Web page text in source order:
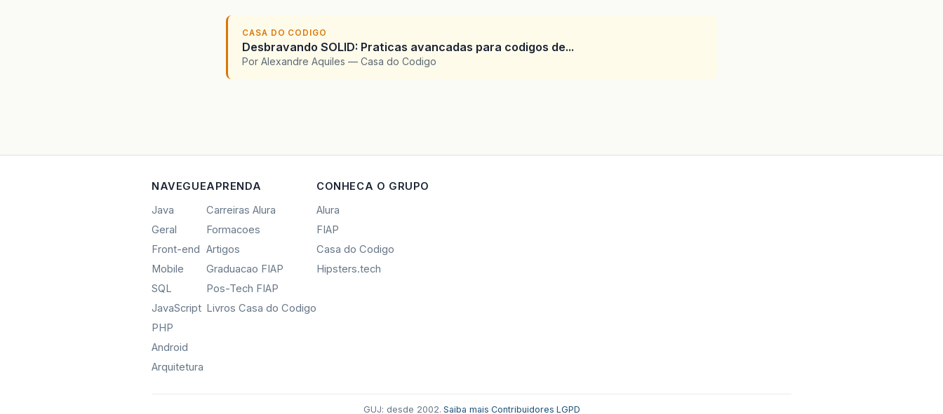
CASA DO CODIGO
Desbravando SOLID: Praticas avancadas para codigos de...
Por Alexandre Aquiles — Casa do Codigo
NAVEGUE
Java
Geral
Front-end
Mobile
SQL
JavaScript
PHP
Android
Arquitetura
APRENDA
Carreiras Alura
Formacoes
Artigos
Graduacao FIAP
Pos-Tech FIAP
Livros Casa do Codigo
CONHECA O GRUPO
Alura
FIAP
Casa do Codigo
Hipsters.tech
GUJ: desde 2002.·Saiba mais·Contribuidores·LGPD